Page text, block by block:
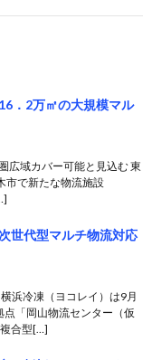
．2万㎡の大規模マル
広域カバー可能と見込む 東
市で新たな物流施設
世代型マルチ物流対応
浜冷凍（ヨコレイ）は9月
「岡山物流センター（仮
合型[…]